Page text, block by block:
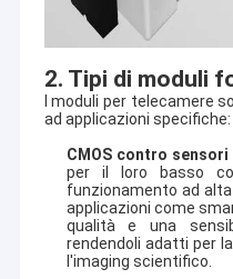
2. Tipi di moduli
I moduli per telecamere
ad applicazioni specifiche:
CMOS contro sensori
per il loro basso
funzionamento ad
applicazioni come
qualità e una
rendendoli adatti per
l'imaging scientifico.